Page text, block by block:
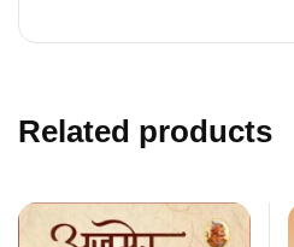
Related products